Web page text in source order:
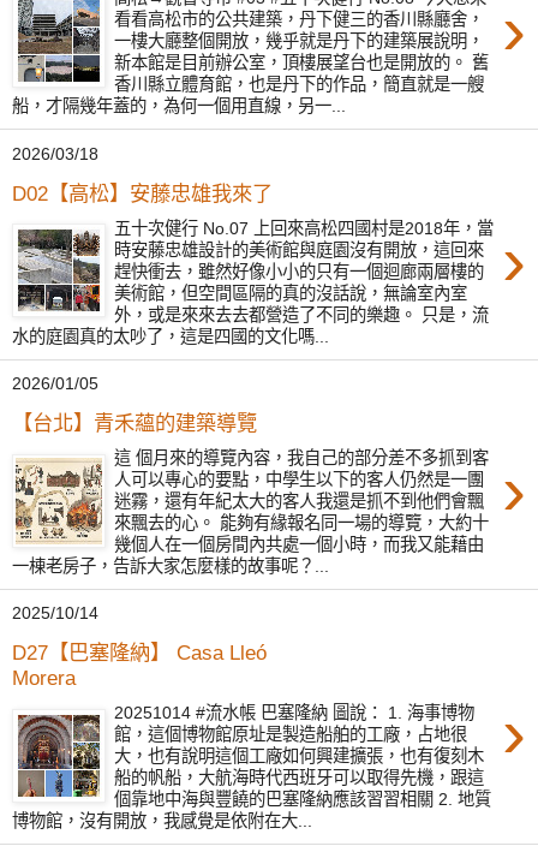
›
看看高松市的公共建築，丹下健三的香川縣廳舍，
一樓大廳整個開放，幾乎就是丹下的建築展說明，
新本館是目前辦公室，頂樓展望台也是開放的。 舊
香川縣立體育館，也是丹下的作品，簡直就是一艘
船，才隔幾年蓋的，為何一個用直線，另一...
2026/03/18
D02【高松】安藤忠雄我來了
›
五十次健行 No.07 上回來高松四國村是2018年，當
時安藤忠雄設計的美術館與庭園沒有開放，這回來
趕快衝去，雖然好像小小的只有一個迴廊兩層樓的
美術館，但空間區隔的真的沒話說，無論室內室
外，或是來來去去都營造了不同的樂趣。 只是，流
水的庭園真的太吵了，這是四國的文化嗎...
2026/01/05
【台北】青禾蘊的建築導覽
›
這 個月來的導覽內容，我自己的部分差不多抓到客
人可以專心的要點，中學生以下的客人仍然是一團
迷霧，還有年紀太大的客人我還是抓不到他們會飄
來飄去的心。 能夠有緣報名同一場的導覽，大約十
幾個人在一個房間內共處一個小時，而我又能藉由
一棟老房子，告訴大家怎麼樣的故事呢？...
2025/10/14
D27【巴塞隆納】 Casa Lleó
Morera
›
20251014 #流水帳 巴塞隆納 圖說： 1. 海事博物
館，這個博物館原址是製造船舶的工廠，占地很
大，也有說明這個工廠如何興建擴張，也有復刻木
船的帆船，大航海時代西班牙可以取得先機，跟這
個靠地中海與豐饒的巴塞隆納應該習習相關 2. 地質
博物館，沒有開放，我感覺是依附在大...